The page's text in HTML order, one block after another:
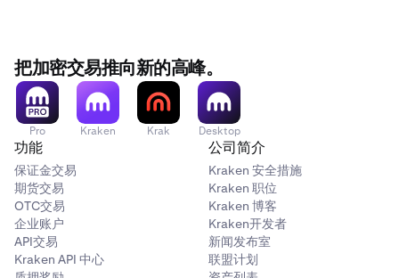
把加密交易推向新的高峰。
Pro Kraken Krak Desktop
功能
保证金交易
期货交易
OTC交易
企业账户
API交易
Kraken API 中心
公司简介
Kraken 安全措施
Kraken 职位
Kraken 博客
Kraken开发者
新闻发布室
联盟计划